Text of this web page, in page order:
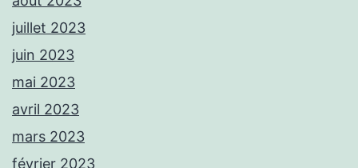
juillet 2023
juin 2023
mai 2023
avril 2023
mars 2023
février 2023